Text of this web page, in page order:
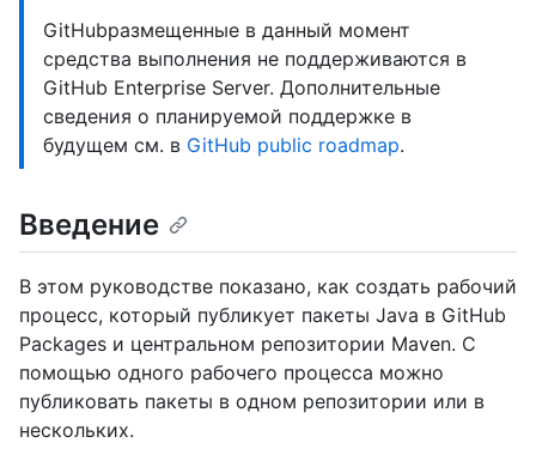
GitHubразмещенные в данный момент
средства выполнения не поддерживаются в
GitHub Enterprise Server. Дополнительные
сведения о планируемой поддержке в
будущем см. в GitHub public roadmap.
Введение
В этом руководстве показано, как создать рабочий
процесс, который публикует пакеты Java в GitHub
Packages и центральном репозитории Maven. С
помощью одного рабочего процесса можно
публиковать пакеты в одном репозитории или в
нескольких.